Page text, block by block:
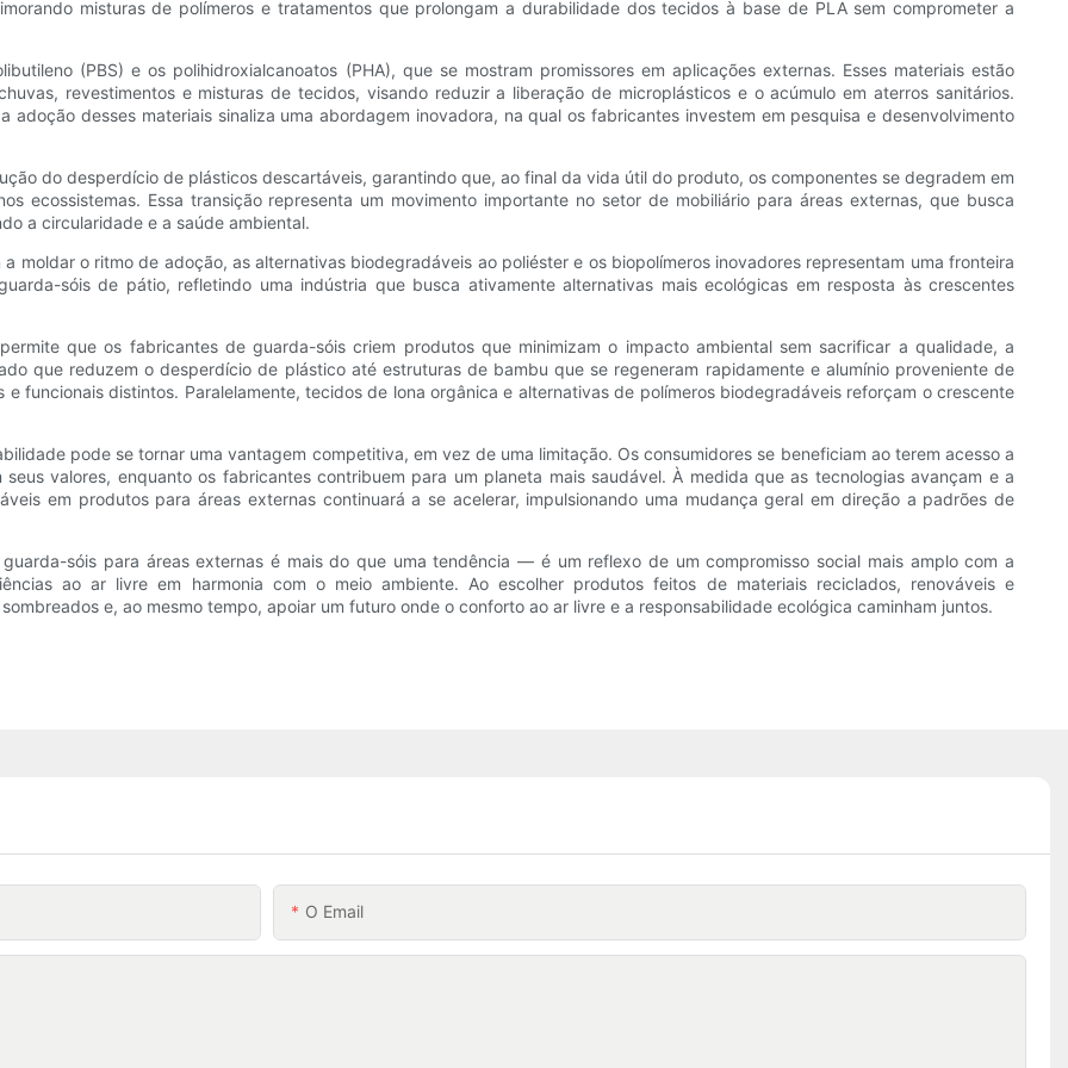
misturas de polímeros e tratamentos que prolongam a durabilidade dos tecidos à base de PLA sem comprometer a
(PBS) e os polihidroxialcanoatos (PHA), que se mostram promissores em aplicações externas. Esses materiais estão
revestimentos e misturas de tecidos, visando reduzir a liberação de microplásticos e o acúmulo em aterros sanitários.
adoção desses materiais sinaliza uma abordagem inovadora, na qual os fabricantes investem em pesquisa e desenvolvimento
do desperdício de plásticos descartáveis, garantindo que, ao final da vida útil do produto, os componentes se degradem em
ecossistemas. Essa transição representa um movimento importante no setor de mobiliário para áreas externas, que busca
a circularidade e a saúde ambiental.
moldar o ritmo de adoção, as alternativas biodegradáveis ​​ao poliéster e os biopolímeros inovadores representam uma fronteira
sóis de pátio, refletindo uma indústria que busca ativamente alternativas mais ecológicas em resposta às crescentes
que os fabricantes de guarda-sóis criem produtos que minimizam o impacto ambiental sem sacrificar a qualidade, a
que reduzem o desperdício de plástico até estruturas de bambu que se regeneram rapidamente e alumínio proveniente de
funcionais distintos. Paralelamente, tecidos de lona orgânica e alternativas de polímeros biodegradáveis ​​reforçam o crescente
pode se tornar uma vantagem competitiva, em vez de uma limitação. Os consumidores se beneficiam ao terem acesso a
valores, enquanto os fabricantes contribuem para um planeta mais saudável. À medida que as tecnologias avançam e a
​​em produtos para áreas externas continuará a se acelerar, impulsionando uma mudança geral em direção a padrões de
sóis para áreas externas é mais do que uma tendência — é um reflexo de um compromisso social mais amplo com a
ao ar livre em harmonia com o meio ambiente. Ao escolher produtos feitos de materiais reciclados, renováveis ​​e
e, ao mesmo tempo, apoiar um futuro onde o conforto ao ar livre e a responsabilidade ecológica caminham juntos.
O Email